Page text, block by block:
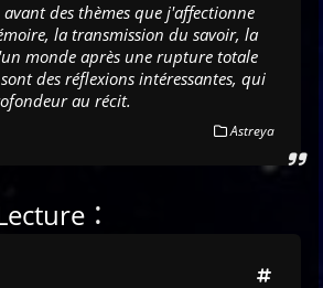
des thèmes que j'affectionne
la transmission du savoir, la
monde après une rupture totale
sont des réflexions intéressantes, qui
au récit.
Astreya
: